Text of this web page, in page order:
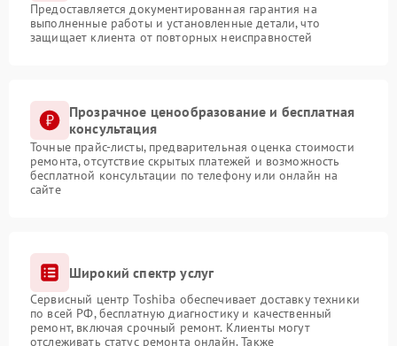
Предоставляется документированная гарантия на
выполненные работы и установленные детали, что
защищает клиента от повторных неисправностей
Прозрачное ценообразование и бесплатная
консультация
Точные прайс-листы, предварительная оценка стоимости
ремонта, отсутствие скрытых платежей и возможность
бесплатной консультации по телефону или онлайн на
сайте
Широкий спектр услуг
Сервисный центр Toshiba обеспечивает доставку техники
по всей РФ, бесплатную диагностику и качественный
ремонт, включая срочный ремонт. Клиенты могут
отслеживать статус ремонта онлайн. Также